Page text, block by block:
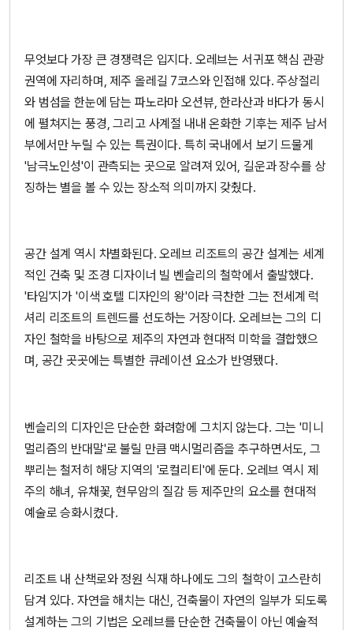
무엇보다 가장 큰 경쟁력은 입지다. 오레브는 서귀포 핵심 관광
권역에 자리하며, 제주 올레길 7코스와 인접해 있다. 주상절리
와 범섬을 한눈에 담는 파노라마 오션뷰, 한라산과 바다가 동시
에 펼쳐지는 풍경, 그리고 사계절 내내 온화한 기후는 제주 남서
부에서만 누릴 수 있는 특권이다. 특히 국내에서 보기 드물게
'남극노인성'이 관측되는 곳으로 알려져 있어, 길운과 장수를 상
징하는 별을 볼 수 있는 장소적 의미까지 갖췄다.
공간 설계 역시 차별화된다. 오레브 리조트의 공간 설계는 세계
적인 건축 및 조경 디자이너 빌 벤슬리의 철학에서 출발했다.
'타임'지가 '이색 호텔 디자인의 왕'이라 극찬한 그는 전세계 럭
셔리 리조트의 트렌드를 선도하는 거장이다. 오레브는 그의 디
자인 철학을 바탕으로 제주의 자연과 현대적 미학을 결합했으
며, 공간 곳곳에는 특별한 큐레이션 요소가 반영됐다.
벤슬리의 디자인은 단순한 화려함에 그치지 않는다. 그는 '미니
멀리즘의 반대말'로 불릴 만큼 맥시멀리즘을 추구하면서도, 그
뿌리는 철저히 해당 지역의 '로컬리티'에 둔다. 오레브 역시 제
주의 해녀, 유채꽃, 현무암의 질감 등 제주만의 요소를 현대적
예술로 승화시켰다.
리조트 내 산책로와 정원 식재 하나에도 그의 철학이 고스란히
담겨 있다. 자연을 해치는 대신, 건축물이 자연의 일부가 되도록
설계하는 그의 기법은 오레브를 단순한 건축물이 아닌 예술적